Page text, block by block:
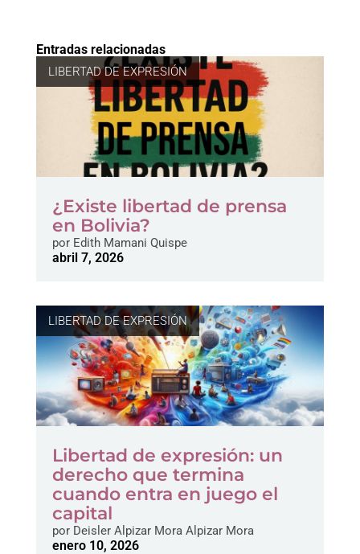
Entradas relacionadas
LIBERTAD DE EXPRESIÓN
¿Existe libertad de prensa
en Bolivia?
porEdith Mamani Quispe
abril 7, 2026
LIBERTAD DE EXPRESIÓN
Libertad de expresión: un
derecho que termina
cuando entra en juego el
capital
porDeisler Alpizar Mora Alpizar Mora
enero 10, 2026